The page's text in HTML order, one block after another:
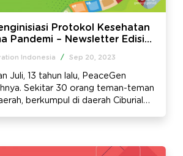
Protokol Kesehatan
Pandemi – Newsletter Edisi
Indonesia / Sep 20, 2023
Juli, 13 tahun lalu, PeaceGen
Sekitar 30 orang teman-teman
berkumpul di daerah Ciburial
daerah di Indonesia